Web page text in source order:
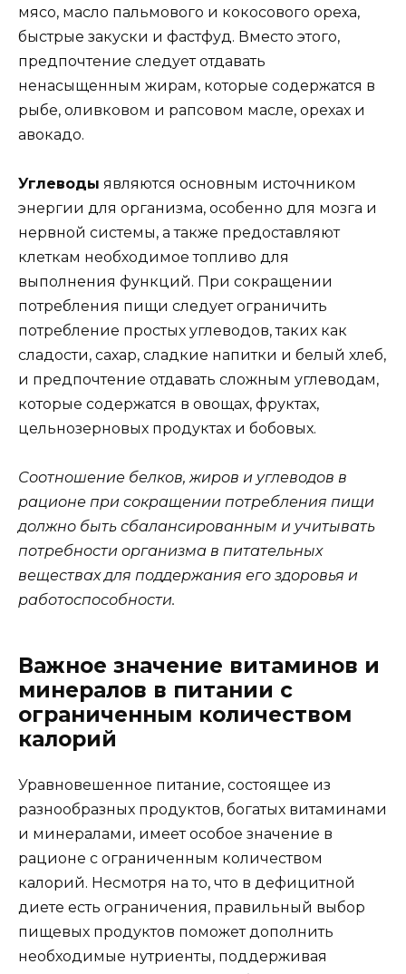
мясо, масло пальмового и кокосового ореха,
быстрые закуски и фастфуд. Вместо этого,
предпочтение следует отдавать
ненасыщенным жирам, которые содержатся в
рыбе, оливковом и рапсовом масле, орехах и
авокадо.
Углеводы являются основным источником
энергии для организма, особенно для мозга и
нервной системы, а также предоставляют
клеткам необходимое топливо для
выполнения функций. При сокращении
потребления пищи следует ограничить
потребление простых углеводов, таких как
сладости, сахар, сладкие напитки и белый хлеб,
и предпочтение отдавать сложным углеводам,
которые содержатся в овощах, фруктах,
цельнозерновых продуктах и бобовых.
Соотношение белков, жиров и углеводов в
рационе при сокращении потребления пищи
должно быть сбалансированным и учитывать
потребности организма в питательных
веществах для поддержания его здоровья и
работоспособности.
Важное значение витаминов и
минералов в питании с
ограниченным количеством
калорий
Уравновешенное питание, состоящее из
разнообразных продуктов, богатых витаминами
и минералами, имеет особое значение в
рационе с ограниченным количеством
калорий. Несмотря на то, что в дефицитной
диете есть ограничения, правильный выбор
пищевых продуктов поможет дополнить
необходимые нутриенты, поддерживая